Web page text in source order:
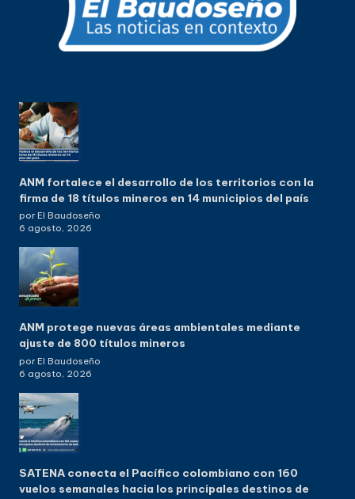
ANM fortalece el desarrollo de los territorios con la
firma de 18 títulos mineros en 14 municipios del país
por El Baudoseño
6 agosto, 2026
ANM protege nuevas áreas ambientales mediante
ajuste de 800 títulos mineros
por El Baudoseño
6 agosto, 2026
SATENA conecta el Pacífico colombiano con 160
vuelos semanales hacia los principales destinos de